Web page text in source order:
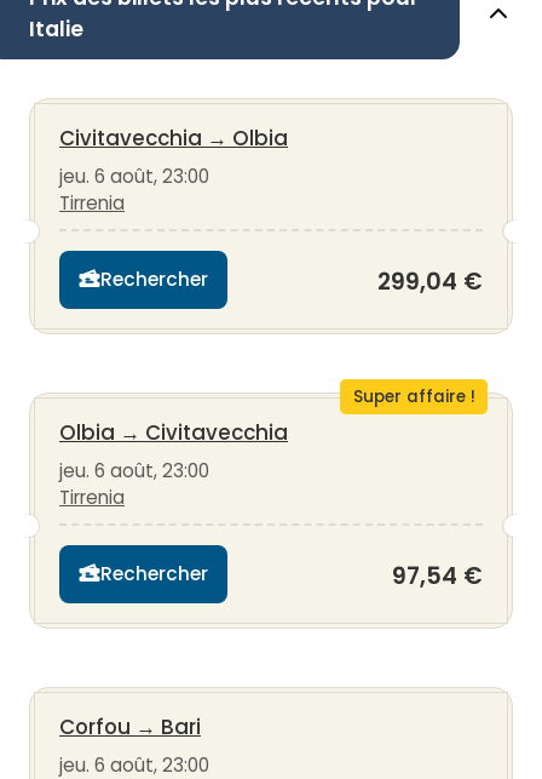
Italie
Civitavecchia → Olbia
jeu. 6 août, 23:00
Tirrenia
Rechercher 299,04 €
Super affaire !
Olbia → Civitavecchia
jeu. 6 août, 23:00
Tirrenia
Rechercher 97,54 €
Corfou → Bari
jeu. 6 août, 23:00